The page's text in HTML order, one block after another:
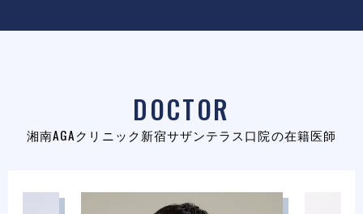
DOCTOR
湘南AGAクリニック新宿サザンテラス口院の在籍医師